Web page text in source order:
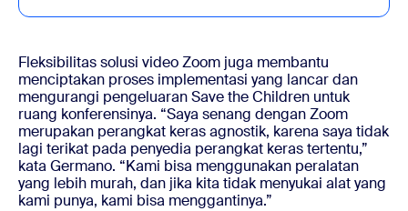
Fleksibilitas solusi video Zoom juga membantu
menciptakan proses implementasi yang lancar dan
mengurangi pengeluaran Save the Children untuk
ruang konferensinya. “Saya senang dengan Zoom
merupakan perangkat keras agnostik, karena saya tidak
lagi terikat pada penyedia perangkat keras tertentu,”
kata Germano. “Kami bisa menggunakan peralatan
yang lebih murah, dan jika kita tidak menyukai alat yang
kami punya, kami bisa menggantinya.”